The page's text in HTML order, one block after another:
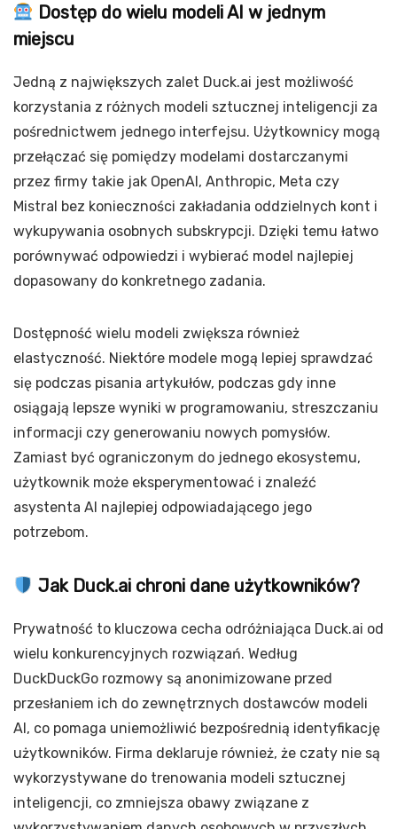
Dostęp do wielu modeli AI w jednym
miejscu
Jedną z największych zalet Duck.ai jest możliwość
korzystania z różnych modeli sztucznej inteligencji za
pośrednictwem jednego interfejsu. Użytkownicy mogą
przełączać się pomiędzy modelami dostarczanymi
przez firmy takie jak OpenAI, Anthropic, Meta czy
Mistral bez konieczności zakładania oddzielnych kont i
wykupywania osobnych subskrypcji. Dzięki temu łatwo
porównywać odpowiedzi i wybierać model najlepiej
dopasowany do konkretnego zadania.
Dostępność wielu modeli zwiększa również
elastyczność. Niektóre modele mogą lepiej sprawdzać
się podczas pisania artykułów, podczas gdy inne
osiągają lepsze wyniki w programowaniu, streszczaniu
informacji czy generowaniu nowych pomysłów.
Zamiast być ograniczonym do jednego ekosystemu,
użytkownik może eksperymentować i znaleźć
asystenta AI najlepiej odpowiadającego jego
potrzebom.
Jak Duck.ai chroni dane użytkowników?
Prywatność to kluczowa cecha odróżniająca Duck.ai od
wielu konkurencyjnych rozwiązań. Według
DuckDuckGo rozmowy są anonimizowane przed
przesłaniem ich do zewnętrznych dostawców modeli
AI, co pomaga uniemożliwić bezpośrednią identyfikację
użytkowników. Firma deklaruje również, że czaty nie są
wykorzystywane do trenowania modeli sztucznej
inteligencji, co zmniejsza obawy związane z